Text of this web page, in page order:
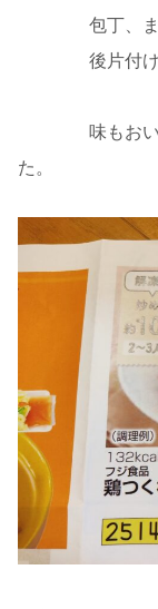
包丁、まな板
後片付けの
味もおいしく
た。